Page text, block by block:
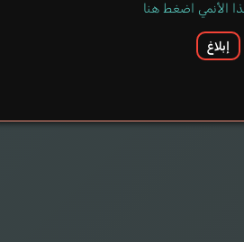
الأنمي اضغط هنا
إبلاغ